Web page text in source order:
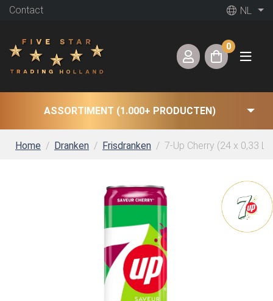
Contact NL
0
ASSORTIMENT (1.000+ PRODUCTEN)
Home Dranken Frisdranken 7-Up Cherry (24 x 0,33